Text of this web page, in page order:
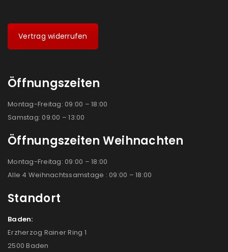
Vertrag widerrufen
Öffnungszeiten
Montag-Freitag: 09:00 – 18:00
Samstag: 09:00 – 13:00
Öffnungszeiten Weihnachten
Montag-Freitag: 09:00 – 18:00
Alle 4 Weihnachtssamstage : 09:00 – 18:00
Standort
Baden:
Erzherzog Rainer Ring 1
2500 Baden